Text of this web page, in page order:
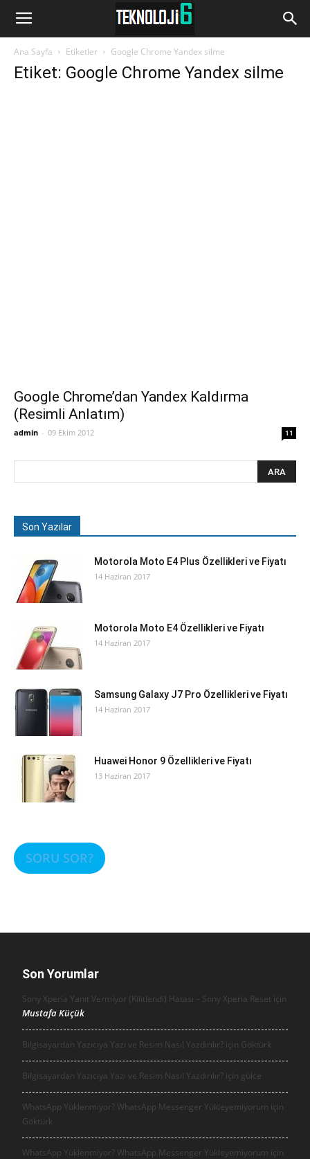
www.Teknoloji6.com
Ana Sayfa Etiketler Google Chrome Yandex silme
Etiket: Google Chrome Yandex silme
Google Chrome’dan Yandex Kaldırma
(Resimli Anlatım)
admin - 09 Ekim 2012 11
Son Yazılar
Motorola Moto E4 Plus Özellikleri ve Fiyatı
14 Haziran 2017
Motorola Moto E4 Özellikleri ve Fiyatı
14 Haziran 2017
Samsung Galaxy J7 Pro Özellikleri ve Fiyatı
14 Haziran 2017
Huawei Honor 9 Özellikleri ve Fiyatı
13 Haziran 2017
SORU SOR?
Son Yorumlar
Sony Xperia Yanıt Vermiyor (Kilitlendi) Hatası – Sony Xperia Reset için
Mustafa Küçük
Bilgisayardan Yazıcıya Yazı ve Resim Nasıl Yazdırılır? için Göktürk
Bilgisayardan Yazıcıya Yazı ve Resim Nasıl Yazdırılır? için gülce
WhatsApp Yüklenmiyor? WhatsApp Messenger Yükleyemiyorum için
Göktürk
WhatsApp Yüklenmiyor? WhatsApp Messenger Yükleyemiyorum için